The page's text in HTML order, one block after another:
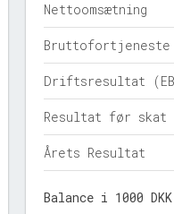
Nettoomsætning
Bruttofortjeneste
Driftsresultat
Resultat før skat
Årets Resultat
Balance i 1000 DKK